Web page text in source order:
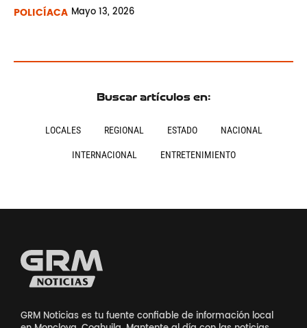
POLICÍACA Mayo13, 2026
Buscar artículos en:
LOCALES REGIONAL ESTADO NACIONAL
INTERNACIONAL ENTRETENIMIENTO
GRM Noticias es tu fuente confiable de información local